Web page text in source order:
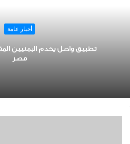
أخبار عامة
تطبيق واصل يخدم اليمنيين
مصر